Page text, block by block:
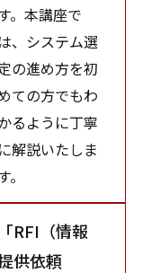
。本講座で
、システム選
の進め方を初
ての方でもわ
るように丁寧
に解説いたしま
。
「RFI（情報
供依頼